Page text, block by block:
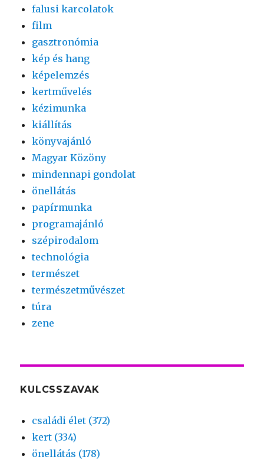
falusi karcolatok
film
gasztronómia
kép és hang
képelemzés
kertművelés
kézimunka
kiállítás
könyvajánló
Magyar Közöny
mindennapi gondolat
önellátás
papírmunka
programajánló
szépirodalom
technológia
természet
természetművészet
túra
zene
KULCSSZAVAK
családi élet (372)
kert (334)
önellátás (178)